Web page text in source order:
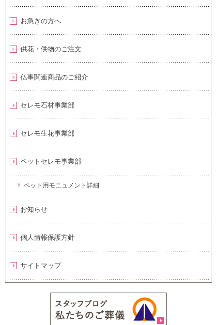
お急ぎの方へ
供花・供物のご注文
仏事関連商品のご紹介
セレモ石材事業部
セレモ生花事業部
ペットセレモ事業部
ペット用モニュメント詳細
お知らせ
個人情報保護方針
サイトマップ